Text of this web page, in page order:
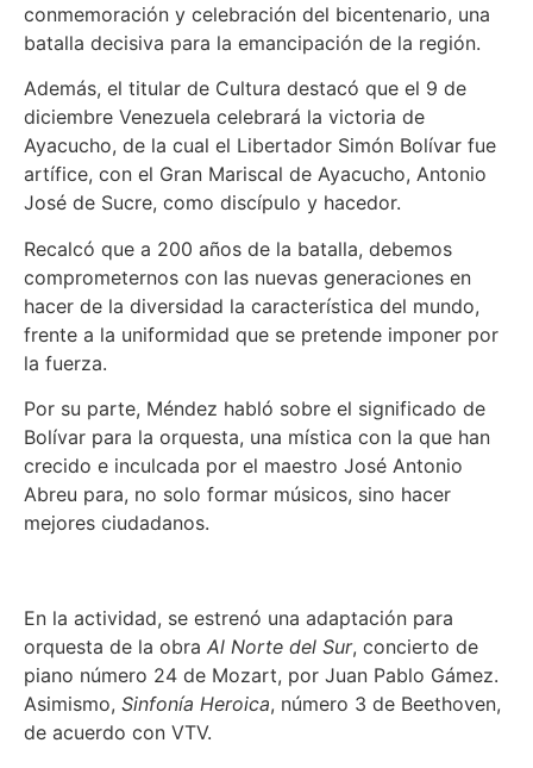
conmemoración y celebración del bicentenario, una
batalla decisiva para la emancipación de la región.
Además, el titular de Cultura destacó que el 9 de
diciembre Venezuela celebrará la victoria de
Ayacucho, de la cual el Libertador Simón Bolívar fue
artífice, con el Gran Mariscal de Ayacucho, Antonio
José de Sucre, como discípulo y hacedor.
Recalcó que a 200 años de la batalla, debemos
comprometernos con las nuevas generaciones en
hacer de la diversidad la característica del mundo,
frente a la uniformidad que se pretende imponer por
la fuerza.
Por su parte, Méndez habló sobre el significado de
Bolívar para la orquesta, una mística con la que han
crecido e inculcada por el maestro José Antonio
Abreu para, no solo formar músicos, sino hacer
mejores ciudadanos.
En la actividad, se estrenó una adaptación para
orquesta de la obra Al Norte del Sur, concierto de
piano número 24 de Mozart, por Juan Pablo Gámez.
Asimismo, Sinfonía Heroica, número 3 de Beethoven,
de acuerdo con VTV.